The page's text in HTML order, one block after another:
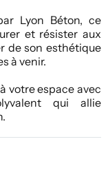
Lyon Béton, ce
et résister aux
de son esthétique
à venir.
votre espace avec
qui allie